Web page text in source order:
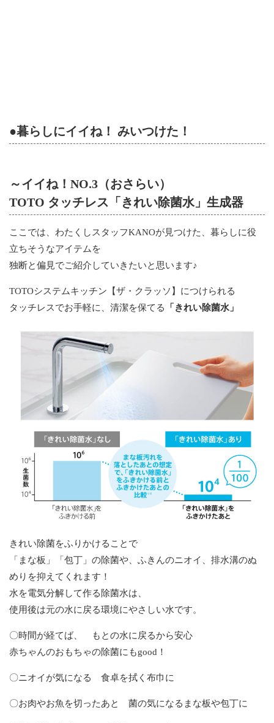
●暮らしにイイね！ みいつけた！
～イイね！NO.3（おさらい）
TOTO タッチレス「きれい除菌水」生成器
ここでは、わたくしスタッフKANOが見つけた、暮らしに役
立ちそうなアイテムを
独断と偏見でご紹介していきたいと思います♪
TOTOシステムキッチン【ザ・クラッソ】につけられる
タッチレスでお手軽に、清潔を保てる
「きれい除菌水」
きれい除菌をふりかけることで
「まな板」「包丁」の除菌や、ふきんのニオイ、排水溝のぬ
めりを抑えてくれます！
水を電気分解して作る除菌水は、
使用後は元の水に戻る環境にやさしい水です。
〇時間が経てば、 もとの水に戻るから安心
赤ちゃんのおもちゃの除菌にもgood！
〇ニオイが気になる 食卓を拭く布巾に
〇お肉やお魚を切ったあと 菌の気になるまな板や包丁に